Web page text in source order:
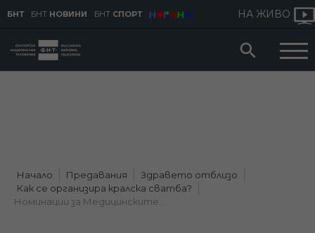
БНТ БНТ НОВИНИ БНТ СПОРТ НА ЖИВО
Начало Предавания
Здравето отблизо
Как се организира кралска сватба?
Номинации за Медицинските...